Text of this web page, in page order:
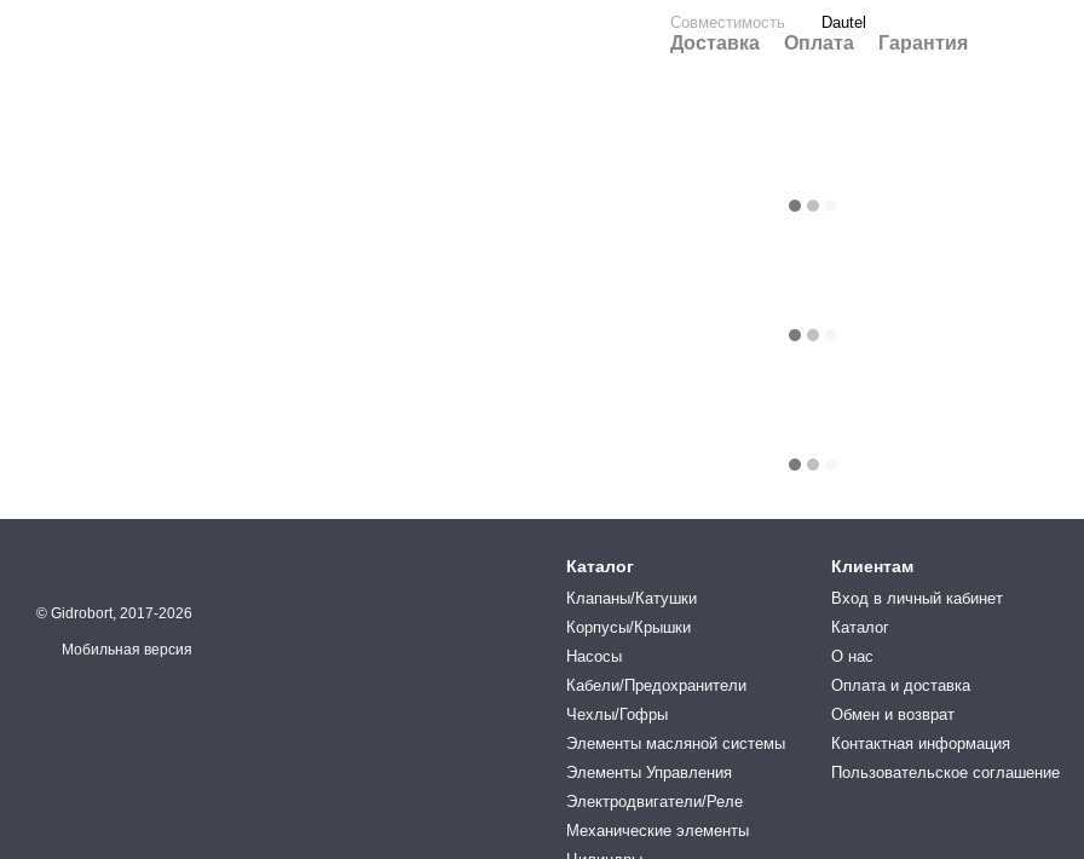
Совместимость Dautel
Доставка Оплата Гарантия
© Gidrobort, 2017-2026
Мобильная версия
Каталог
Клапаны/Катушки
Корпусы/Крышки
Насосы
Кабели/Предохранители
Чехлы/Гофры
Элементы масляной системы
Элементы Управления
Электродвигатели/Реле
Механические элементы
Клиентам
Вход в личный кабинет
Каталог
О нас
Оплата и доставка
Обмен и возврат
Контактная информация
Пользовательское соглашение